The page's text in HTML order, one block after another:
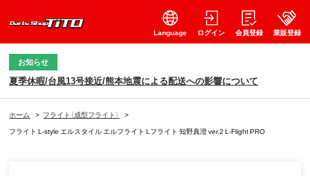
Language ログイン 会員登録 業販登録
お知らせ
夏季休暇/台風13号接近/熊本地震による配送への影響について
ホーム > フライト（成型フライト）
>
フライト L-style エルスタイル エルフライト Lフライト 知野真澄 ver.2 L-Flight PRO